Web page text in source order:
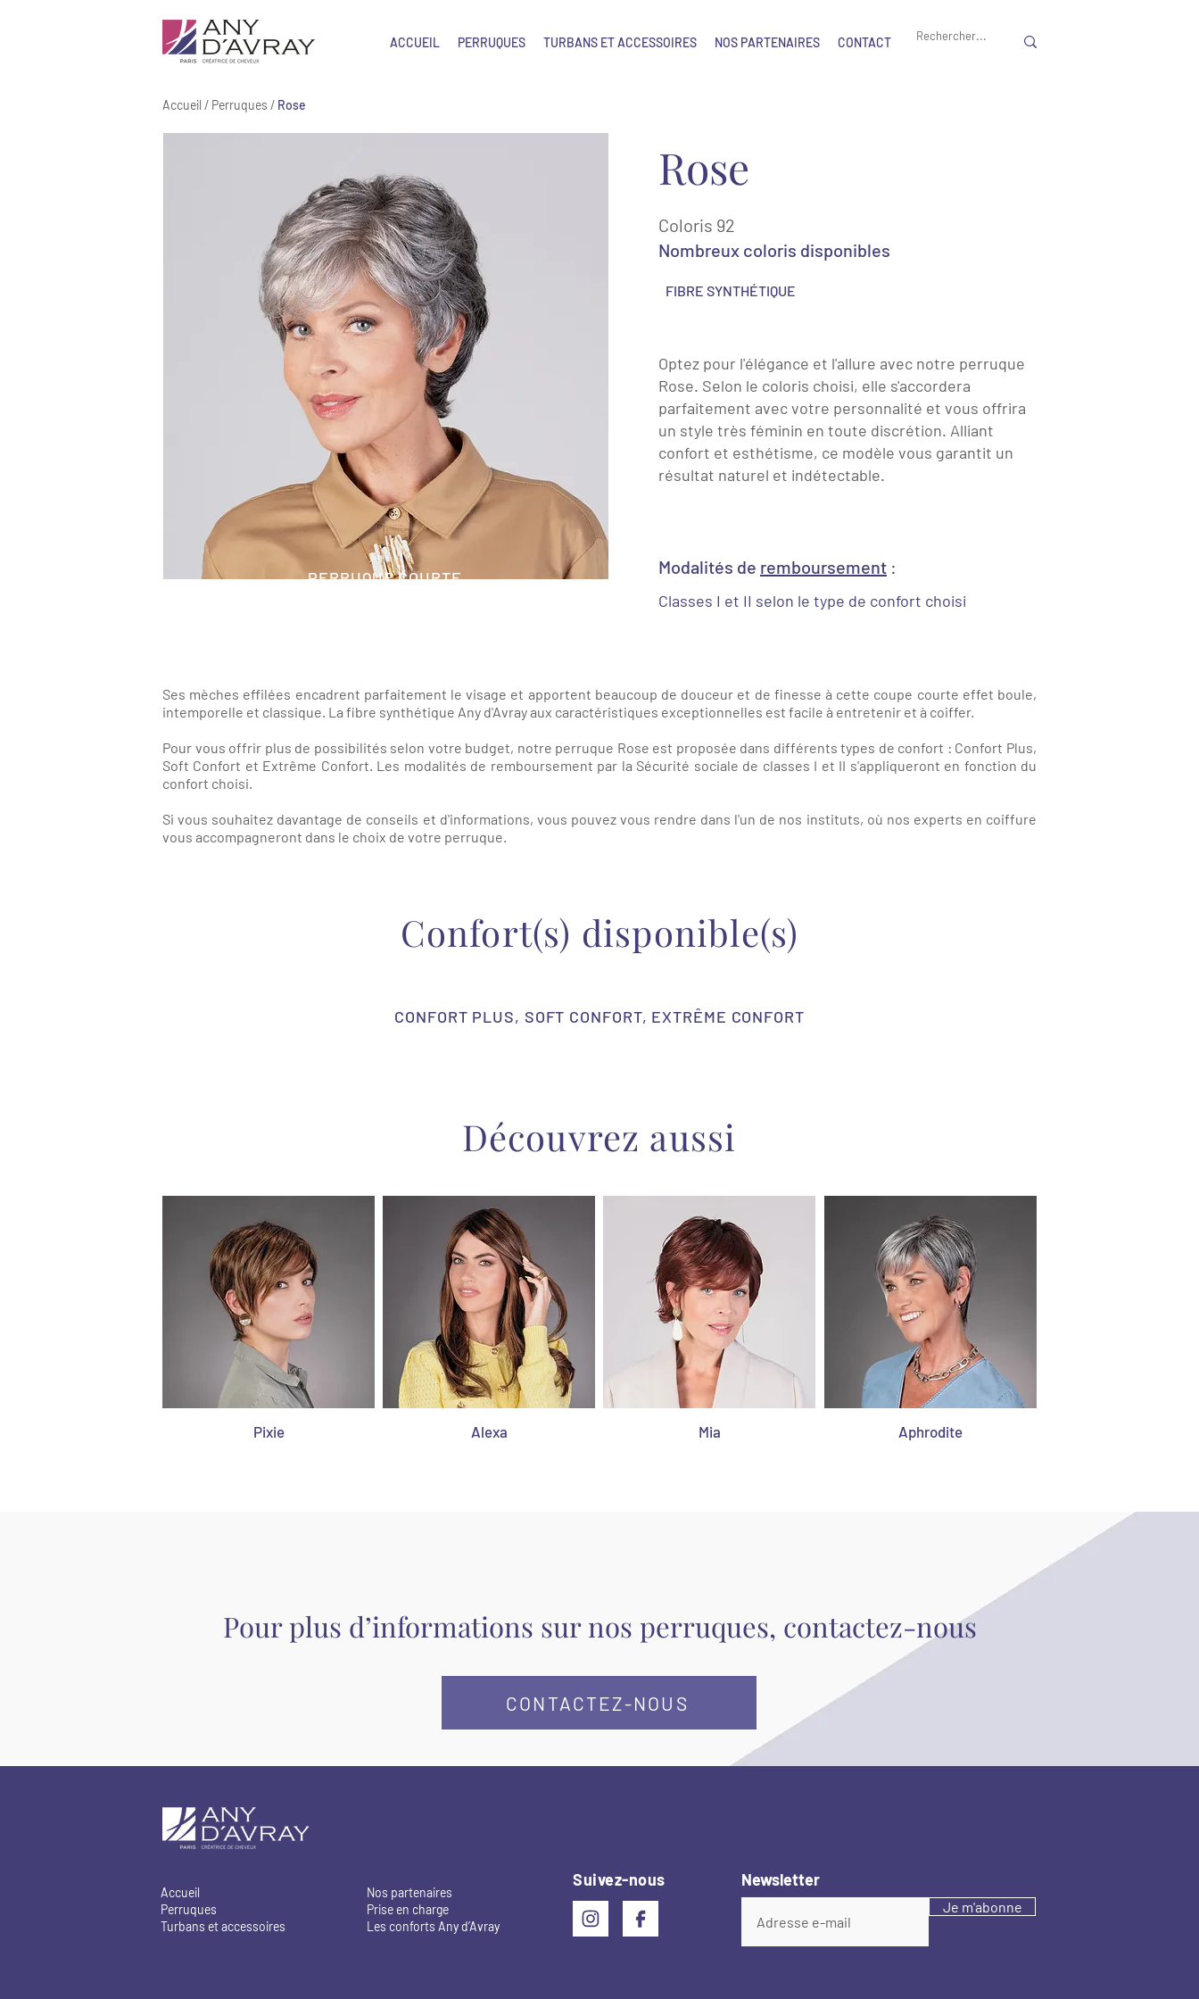
ACCUEIL PERRUQUES TURBANS ET ACCESSOIRES NOS PARTENAIRES CONTACT
Accueil / Perruques / Rose
PERRUQUE COURTE
Rose
Coloris 92
Nombreux coloris disponibles
FIBRE SYNTHÉTIQUE
Optez pour l'élégance et l'allure avec notre perruque
Rose. Selon le coloris choisi, elle s'accordera
parfaitement avec votre personnalité et vous offrira
un style très féminin en toute discrétion. Alliant
confort et esthétisme, ce modèle vous garantit un
résultat naturel et indétectable.
Modalités de remboursement :
Classes I et II selon le type de confort choisi
Ses mèches effilées encadrent parfaitement le visage et apportent beaucoup de douceur et de finesse à cette coupe courte effet boule,
intemporelle et classique. La fibre synthétique Any d'Avray aux caractéristiques exceptionnelles est facile à entretenir et à coiffer.
Pour vous offrir plus de possibilités selon votre budget, notre perruque Rose est proposée dans différents types de confort : Confort Plus,
Soft Confort et Extrême Confort. Les modalités de remboursement par la Sécurité sociale de classes I et II s'appliqueront en fonction du
confort choisi.
Si vous souhaitez davantage de conseils et d'informations, vous pouvez vous rendre dans l'un de nos instituts, où nos experts en coiffure
vous accompagneront dans le choix de votre perruque.
Confort(s) disponible(s)
CONFORT PLUS, SOFT CONFORT, EXTRÊME CONFORT
Découvrez aussi
Pixie Alexa Mia Aphrodite
Pour plus d’informations sur nos perruques, contactez-nous
CONTACTEZ-NOUS
Accueil
Perruques
Turbans et accessoires
Nos partenaires
Prise en charge
Les conforts Any d’Avray
Suivez-nous Newsletter
Je m'abonne